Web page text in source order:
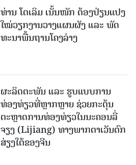
ທ່ານ ໂຕ​ເລິມ ເນັ້ນໜັກ ຕ້ອງ​ປ່ຽນ​ແປງ​
ໃໝ່​ວຽກ​ງານ​ວາງ​ແຜນ​ຜັງ ແລະ ​ພັດ​
ທະ​ນາ​ພື້ນ​ຖານ​ໂຄງ​ລ່າງ
ຜະລິດຕະພັນ ແລະ ຮູບແບບການ
ທ່ອງທ່ຽວທີ່ຫຼາກຫຼາຍ ຊ່ວຍກະຕຸ້ນ
ຕະຫຼາດການທ່ອງທ່ຽວໃນນະຄອນລີ່
ຈຽງ (Lijiang) ທາງພາກຕາເວັນຕົກ
ສ່ຽງໃຕ້ຂອງຈີນ